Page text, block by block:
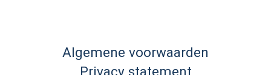
Algemene voorwaarden
Privacy statement